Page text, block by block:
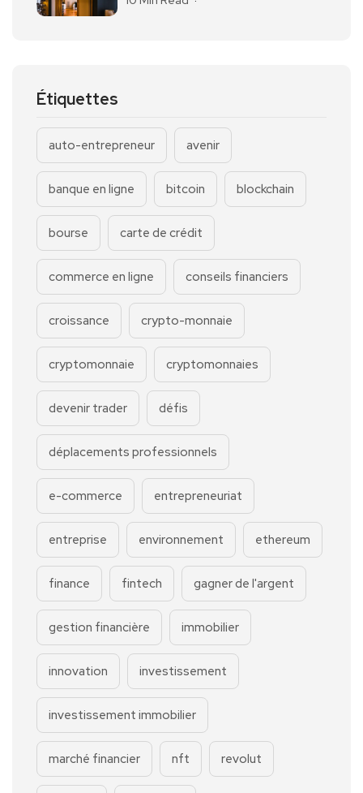
Étiquettes
auto-entrepreneur avenir
banque en ligne bitcoin blockchain
bourse carte de crédit
commerce en ligne conseils financiers
croissance crypto-monnaie
cryptomonnaie cryptomonnaies
devenir trader défis
déplacements professionnels
e-commerce entrepreneuriat
entreprise environnement ethereum
finance fintech gagner de l'argent
gestion financière immobilier
innovation investissement
investissement immobilier
marché financier nft revolut